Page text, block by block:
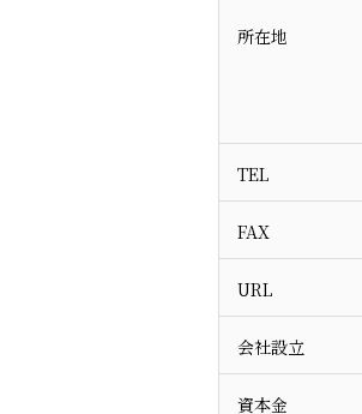
所在地
TEL
FAX
URL
会社設立
資本金